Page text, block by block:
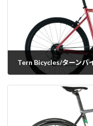
Tern Bicycles/ターンバ